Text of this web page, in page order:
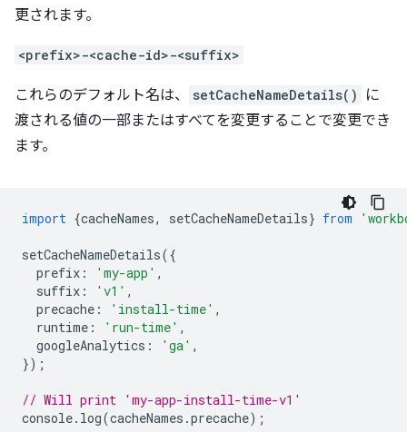
更されます。
<prefix>-<cache-id>-<suffix>
これらのデフォルト名は、 setCacheNameDetails()
に
渡される値の一部またはすべてを変更することで変更でき
ます。
import {cacheNames, setCacheNameDetails} from
setCacheNameDetails({
prefix : 'my-app' ,
suffix : 'v1' ,
precache : 'install-time' ,
runtime : 'run-time' ,
googleAnalytics : 'ga' ,
});
// Will print 'my-app-install-time-v1'
console. log(cacheNames .precache);